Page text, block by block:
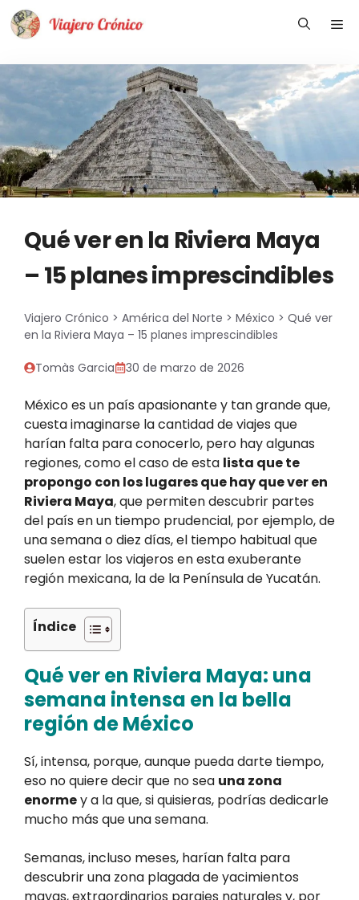
Saltar
Qué ver en la Riviera Maya
– 15 planes imprescindibles
Viajero Crónico > América del Norte > México > Qué ver
en la Riviera Maya – 15 planes imprescindibles
Tomàs Garcia 30 de marzo de 2026
México es un país apasionante y tan grande que,
cuesta imaginarse la cantidad de viajes que
harían falta para conocerlo, pero hay algunas
regiones, como el caso de esta lista que te
propongo con los lugares que hay que ver en
Riviera Maya, que permiten descubrir partes
del país en un tiempo prudencial, por ejemplo, de
una semana o diez días, el tiempo habitual que
suelen estar los viajeros en esta exuberante
región mexicana, la de la Península de Yucatán.
Índice
Qué ver en Riviera Maya: una
semana intensa en la bella
región de México
Sí, intensa, porque, aunque pueda darte tiempo,
eso no quiere decir que no sea una zona
enormey a la que, si quisieras, podrías dedicarle
mucho más que una semana.
Semanas, incluso meses, harían falta para
descubrir una zona plagada de yacimientos
mayas, extraordinarios parajes naturales y, por